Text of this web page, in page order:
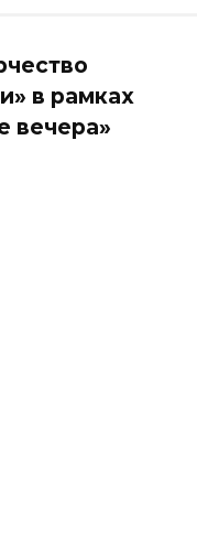
в рамках
вечера»